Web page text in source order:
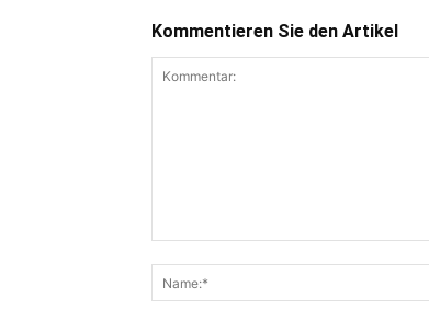
Kommentieren Sie den Artikel